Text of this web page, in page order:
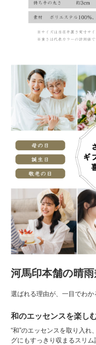
河馬印本舗の晴
選ばれる理由が、一目でわか
和のエッセンスを楽し
“和”のエッセンスを取り入
グにもすっきり収まるスリ